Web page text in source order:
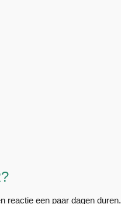
reactie een paar dagen duren.